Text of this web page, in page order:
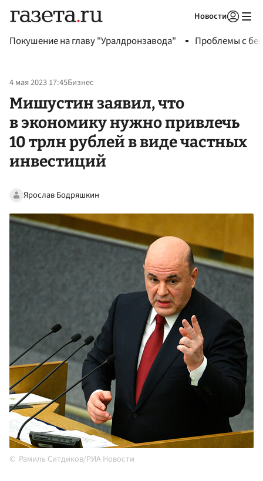
Новости
Покушение на главу "Уралдронзавода" Проблемы с
4 мая 2023 17:45Бизнес
Мишустин заявил, что
в экономику нужно привлечь
10 трлн рублей в виде частных
инвестиций
Ярослав Бодряшкин
Рамиль Ситдиков/РИА Новости